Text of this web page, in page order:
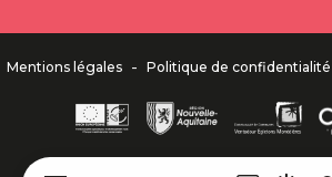
Mentions légales - Politique de confidentialité